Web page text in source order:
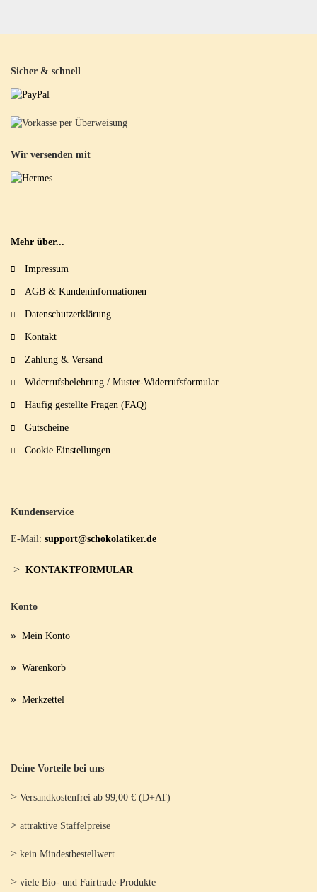
Sicher & schnell
Wir versenden mit
Mehr über...
Impressum
AGB & Kundeninformationen
Datenschutzerklärung
Kontakt
Zahlung & Versand
Widerrufsbelehrung / Muster-Widerrufsformular
Häufig gestellte Fragen (FAQ)
Gutscheine
Cookie Einstellungen
Kundenservice
E-Mail: support@schokolatiker.de
> KONTAKTFORMULAR
Konto
» Mein Konto
» Warenkorb
» Merkzettel
Deine Vorteile bei uns
> Versandkostenfrei ab 99,00 € (D+AT)
> attraktive Staffelpreise
> kein Mindestbestellwert
> viele Bio- und Fairtrade-Produkte